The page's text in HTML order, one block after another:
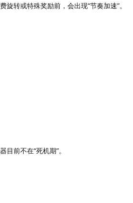
转或特殊奖励前，会出现“节奏加速”。
前不在“死机期”。